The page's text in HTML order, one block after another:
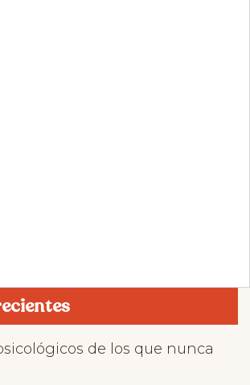
de los que nunca